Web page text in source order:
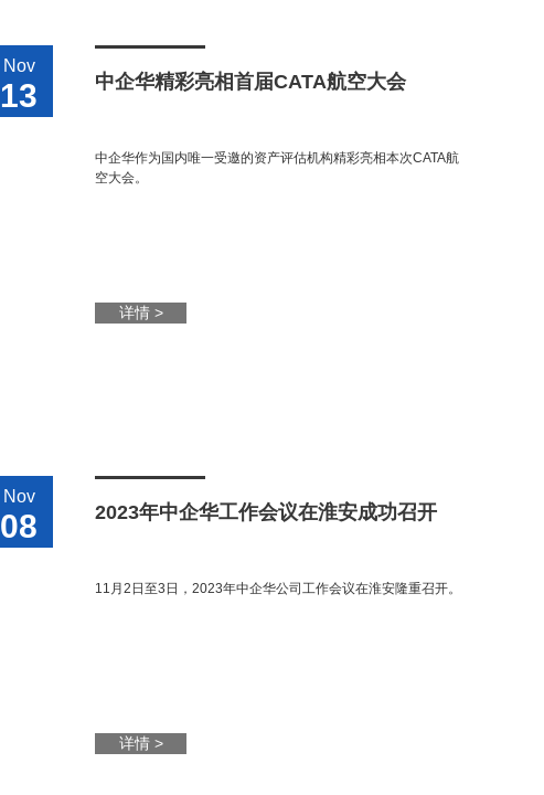
Nov
13 中企华精彩亮相首届CATA航空大会
中企华作为国内唯一受邀的资产评估机构精彩亮相本次CATA航
空大会。
详情 >
Nov
08 2023年中企华工作会议在淮安成功召开
11月2日至3日，2023年中企华公司工作会议在淮安隆重召开。
详情 >